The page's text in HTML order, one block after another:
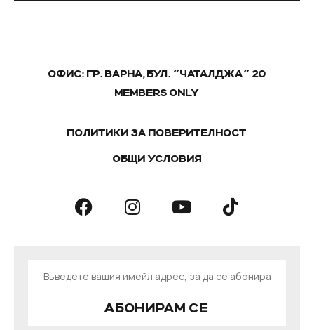
ОФИС: ГР. ВАРНА, БУЛ. "ЧАТАЛДЖА" 20
MEMBERS ONLY
ПОЛИТИКИ ЗА ПОВЕРИТЕЛНОСТ
ОБЩИ УСЛОВИЯ
АБОНИРАМ СЕ